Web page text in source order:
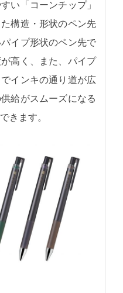
い「コーンチップ」
構造・形状のペン先
イプ形状のペン先で
高く、また、パイプ
インキの通り道が広
給がスムーズになる
きます。